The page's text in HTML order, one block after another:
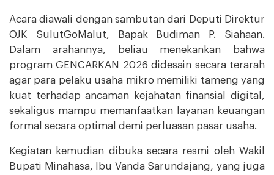
Acara diawali dengan sambutan dari Deputi Direktur
OJK SulutGoMalut, Bapak Budiman P. Siahaan.
Dalam arahannya, beliau menekankan bahwa
program GENCARKAN 2026 didesain secara terarah
agar para pelaku usaha mikro memiliki tameng yang
kuat terhadap ancaman kejahatan finansial digital,
sekaligus mampu memanfaatkan layanan keuangan
formal secara optimal demi perluasan pasar usaha.
Kegiatan kemudian dibuka secara resmi oleh Wakil
Bupati Minahasa, Ibu Vanda Sarundajang, yang juga